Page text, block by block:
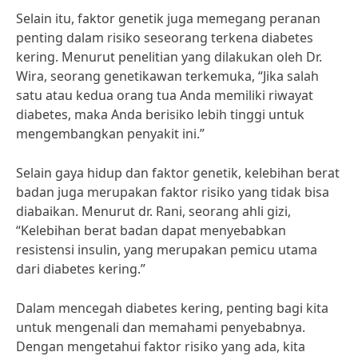
Selain itu, faktor genetik juga memegang peranan
penting dalam risiko seseorang terkena diabetes
kering. Menurut penelitian yang dilakukan oleh Dr.
Wira, seorang genetikawan terkemuka, “Jika salah
satu atau kedua orang tua Anda memiliki riwayat
diabetes, maka Anda berisiko lebih tinggi untuk
mengembangkan penyakit ini.”
Selain gaya hidup dan faktor genetik, kelebihan berat
badan juga merupakan faktor risiko yang tidak bisa
diabaikan. Menurut dr. Rani, seorang ahli gizi,
“Kelebihan berat badan dapat menyebabkan
resistensi insulin, yang merupakan pemicu utama
dari diabetes kering.”
Dalam mencegah diabetes kering, penting bagi kita
untuk mengenali dan memahami penyebabnya.
Dengan mengetahui faktor risiko yang ada, kita